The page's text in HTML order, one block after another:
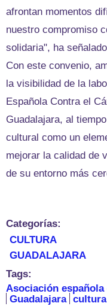
afrontan momentos
nuestro compromiso
solidaria", ha
Con este convenio,
la visibilidad de la
Española Contra el
Guadalajara, al
cultural como un
mejorar la calidad de
de su entorno más
Categorías:
CULTURA
GUADALAJARA
Tags:
Asociación
Guadalajara cultura